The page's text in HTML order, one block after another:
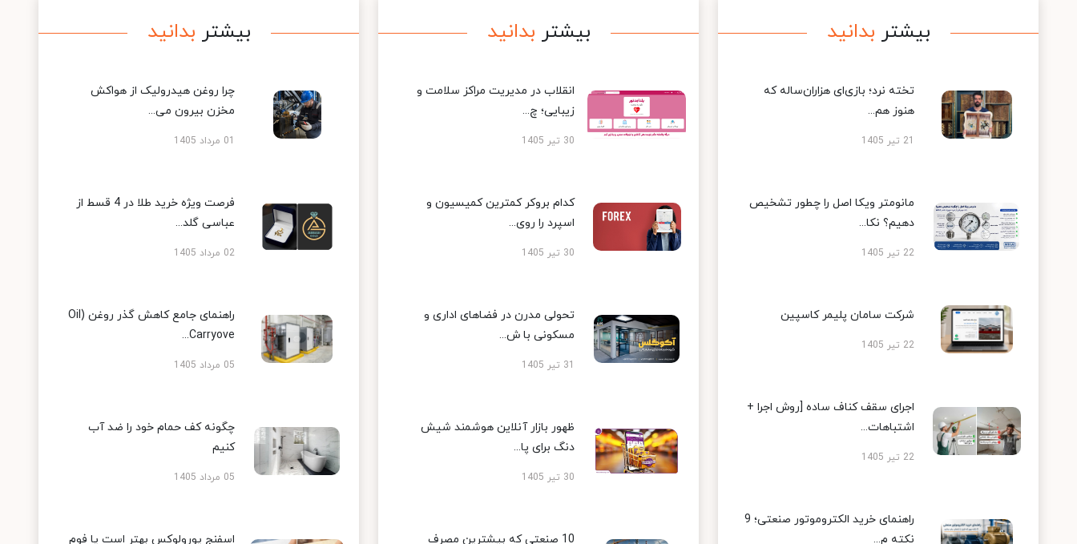
بیشتر بدانید
تخته نرد؛ بازی‌ای هزاران‌ساله که
هنوز هم...
21 تیر 1405
مانومتر ویکا اصل را چطور تشخیص
دهیم؟ نکا...
22 تیر 1405
شرکت سامان پلیمر کاسپین
22 تیر 1405
اجرای سقف کناف ساده [روش اجرا +
اشتباهات...
22 تیر 1405
راهنمای خرید الکتروموتور صنعتی؛ 9
نکته م...
بیشتر بدانید
انقلاب در مدیریت مراکز سلامت و
زیبایی؛ چ...
30 تیر 1405
کدام بروکر کمترین کمیسیون و
اسپرد را روی...
30 تیر 1405
تحولی مدرن در فضاهای اداری و
مسکونی با ش...
31 تیر 1405
ظهور بازار آنلاین هوشمند شیش
دنگ برای پا...
30 تیر 1405
10 صنعتی که بیشترین مصرف
بیشتر بدانید
چرا روغن هیدرولیک از هواکش
مخزن بیرون می...
01 مرداد 1405
فرصت ویژه خرید طلا در 4 قسط از
عباسی گلد...
02 مرداد 1405
راهنمای جامع کاهش گذر روغن (Oil
Carryove...
05 مرداد 1405
چگونه کف حمام خود را ضد آب
کنیم
05 مرداد 1405
اسفنج یورولوکس بهتر است یا فوم